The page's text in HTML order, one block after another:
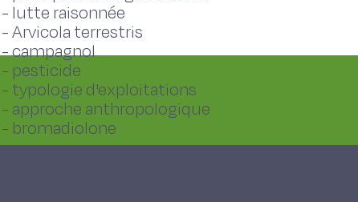
- lutte raisonnée
-Arvicola terrestris
-campagnol
- pesticide
- typologie d'exploitations
- approche anthropologique
- bromadiolone